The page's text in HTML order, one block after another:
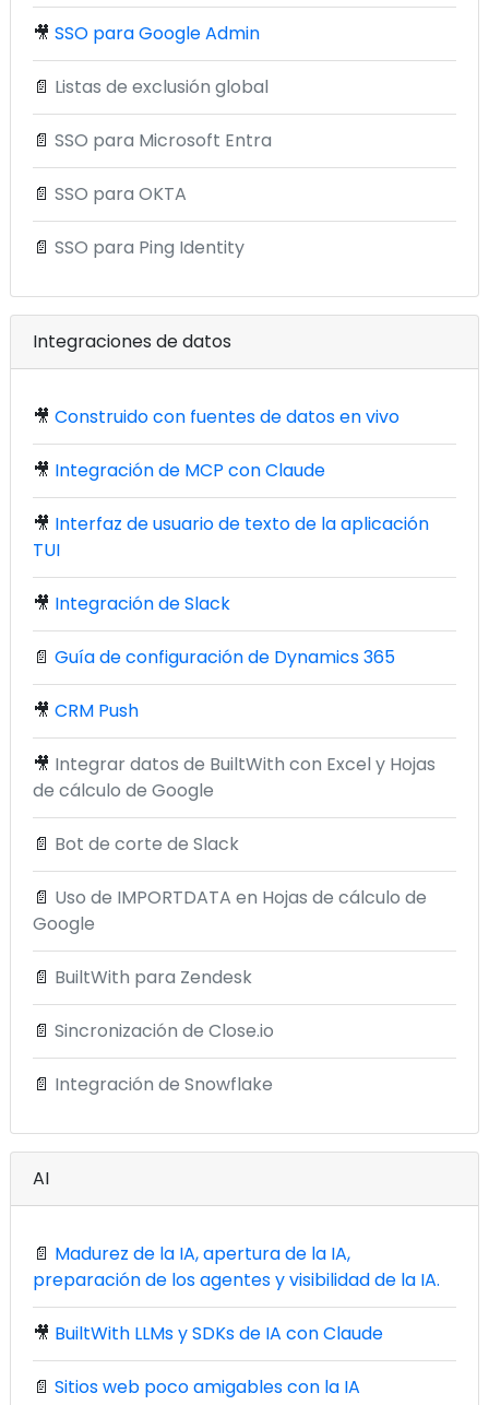
🎥 SSO para Google Admin
📄 Listas de exclusión global
📄 SSO para Microsoft Entra
📄 SSO para OKTA
📄 SSO para Ping Identity
Integraciones de datos
🎥 Construido con fuentes de datos en vivo
🎥 Integración de MCP con Claude
🎥 Interfaz de usuario de texto de la aplicación
TUI
🎥 Integración de Slack
📄 Guía de configuración de Dynamics 365
🎥 CRM Push
🎥 Integrar datos de BuiltWith con Excel y Hojas
de cálculo de Google
📄 Bot de corte de Slack
📄 Uso de IMPORTDATA en Hojas de cálculo de
Google
📄 BuiltWith para Zendesk
📄 Sincronización de Close.io
📄 Integración de Snowflake
AI
📄 Madurez de la IA, apertura de la IA,
preparación de los agentes y visibilidad de la IA.
🎥 BuiltWith LLMs y SDKs de IA con Claude
📄 Sitios web poco amigables con la IA